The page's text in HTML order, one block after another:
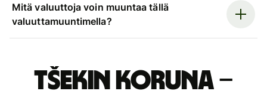
Mitä valuuttoja voin muuntaa tällä
valuuttamuuntimella?
Tšekin koruna –